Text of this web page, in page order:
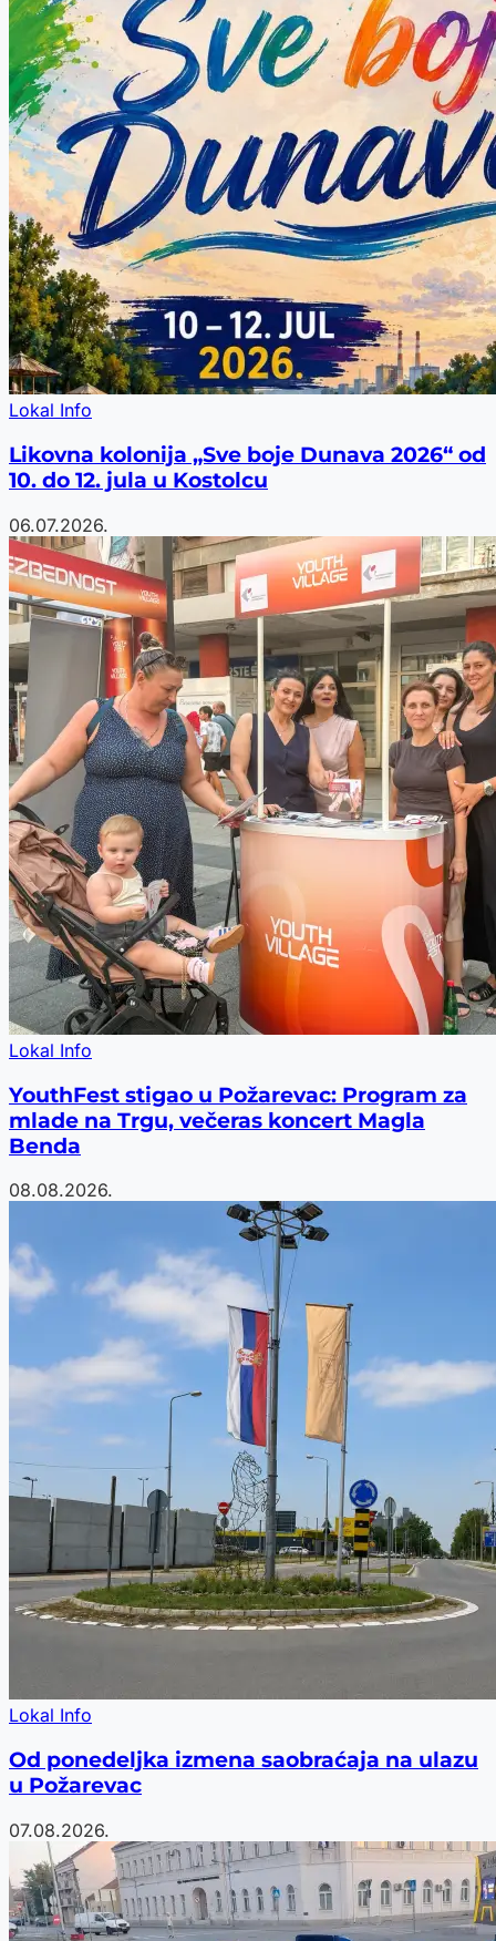
Lokal Info
Likovna kolonija „Sve boje Dunava 2026“ od
10. do 12. jula u Kostolcu
06.07.2026.
Lokal Info
YouthFest stigao u Požarevac: Program za
mlade na Trgu, večeras koncert Magla
Benda
08.08.2026.
Lokal Info
Od ponedeljka izmena saobraćaja na ulazu
u Požarevac
07.08.2026.